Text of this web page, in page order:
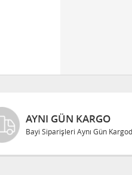
AYNI GÜN KARGO
Bayi Siparişleri Aynı Gün